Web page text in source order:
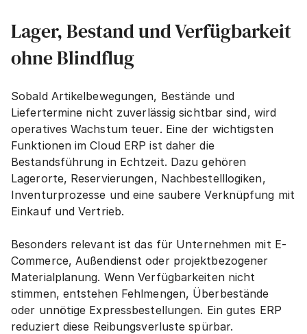
Lager, Bestand und Verfügbarkeit
ohne Blindflug
Sobald Artikelbewegungen, Bestände und
Liefertermine nicht zuverlässig sichtbar sind, wird
operatives Wachstum teuer. Eine der wichtigsten
Funktionen im Cloud ERP ist daher die
Bestandsführung in Echtzeit. Dazu gehören
Lagerorte, Reservierungen, Nachbestelllogiken,
Inventurprozesse und eine saubere Verknüpfung mit
Einkauf und Vertrieb.
Besonders relevant ist das für Unternehmen mit E-
Commerce, Außendienst oder projektbezogener
Materialplanung. Wenn Verfügbarkeiten nicht
stimmen, entstehen Fehlmengen, Überbestände
oder unnötige Expressbestellungen. Ein gutes ERP
reduziert diese Reibungsverluste spürbar.